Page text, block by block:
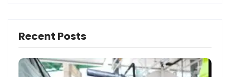
Recent Posts